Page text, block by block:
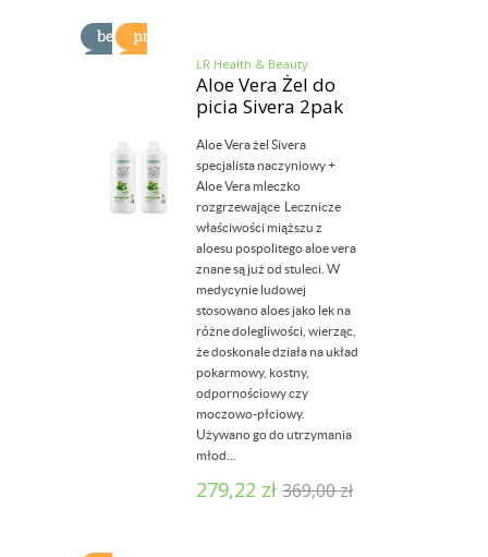
LR Health & Beauty
Aloe Vera Żel do
picia Sivera 2pak
Aloe Vera żel Sivera
specjalista naczyniowy +
Aloe Vera mleczko
rozgrzewające Lecznicze
właściwości miąższu z
aloesu pospolitego aloe vera
znane są już od stuleci. W
medycynie ludowej
stosowano aloes jako lek na
różne dolegliwości, wierząc,
że doskonale działa na układ
pokarmowy, kostny,
odpornościowy czy
moczowo-płciowy.
Używano go do utrzymania
młod...
279,22 zł 369,00zł